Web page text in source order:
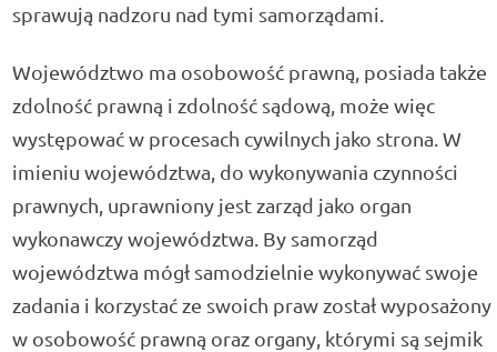
sprawują nadzoru nad tymi samorządami.
Województwo ma osobowość prawną, posiada także
zdolność prawną i zdolność sądową, może więc
występować w procesach cywilnych jako strona. W
imieniu województwa, do wykonywania czynności
prawnych, uprawniony jest zarząd jako organ
wykonawczy województwa. By samorząd
województwa mógł samodzielnie wykonywać swoje
zadania i korzystać ze swoich praw został wyposażony
w osobowość prawną oraz organy, którymi są sejmik